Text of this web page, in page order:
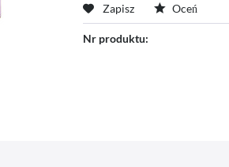
Zapisz Oceń
Nr produktu: